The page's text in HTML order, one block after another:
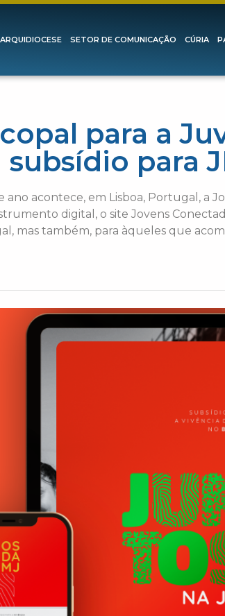
ARQUIDIOCESE SETOR DE COMUNICAÇÃO CÚRIA
para a
subsídio para
ano acontece, em Lisboa, Portugal, a
digital, o site Jovens
mas também, para àqueles que